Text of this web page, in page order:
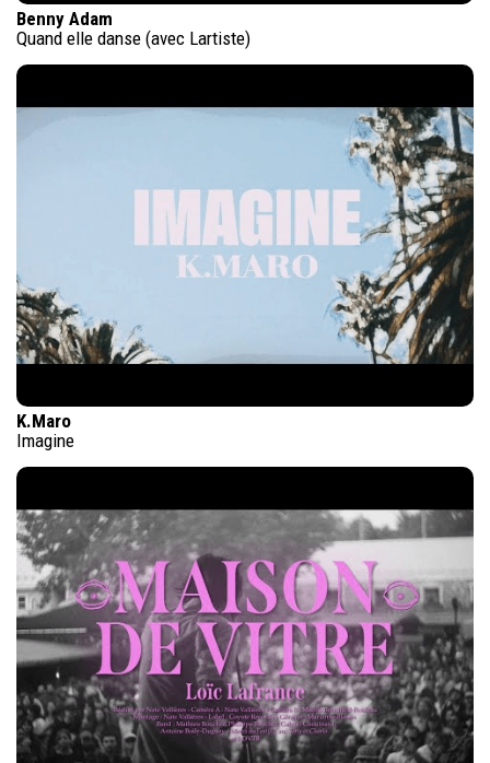
Benny Adam
Quand elle danse (avec Lartiste)
K.Maro
Imagine